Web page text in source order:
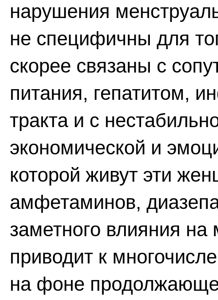
нарушения
не специфичны для
скорее связаны с
питания, гепатитом,
тракта и с
экономической и
которой живут эти
амфетаминов,
заметного влияния
приводит к
на фоне